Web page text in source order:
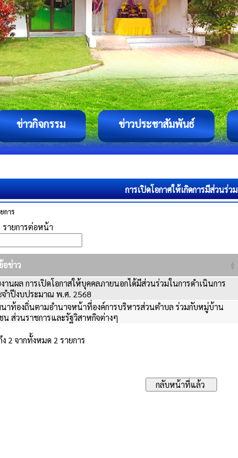
ข่าวกิจกรรม ข่าวประชาสัมพันธ์
การเปิดโอกาศให้เกิดการมีส่วนร่วม
การ
รายการต่อหน้า
อข่าว
านผล การเปิดโอกาสให้บุคคลภายนอกได้มีส่วนร่วมในการดำเนินการ
จำปีงบประมาณ พ.ศ. 2568
าท้องถิ่นตามอำนาจหน้าที่องค์การบริหารส่วนตำบล ร่วมกับหมู่บ้าน
ส่วนราชการและรัฐวิสาหกิจต่างๆ
2 จากทั้งหมด 2 รายการ